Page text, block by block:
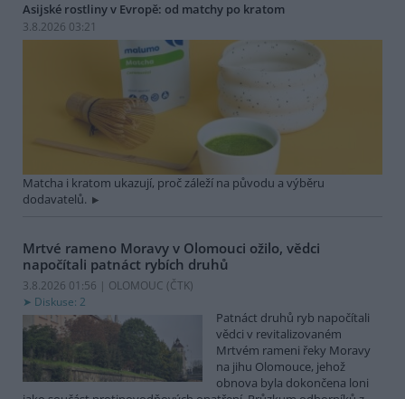
Asijské rostliny v Evropě: od matchy po kratom
3.8.2026 03:21
Matcha i kratom ukazují, proč záleží na původu a výběru
dodavatelů.
Mrtvé rameno Moravy v Olomouci ožilo, vědci
napočítali patnáct rybích druhů
3.8.2026 01:56 | OLOMOUC (ČTK)
Diskuse: 2
Patnáct druhů ryb napočítali
vědci v revitalizovaném
Mrtvém rameni řeky Moravy
na jihu Olomouce, jehož
obnova byla dokončena loni